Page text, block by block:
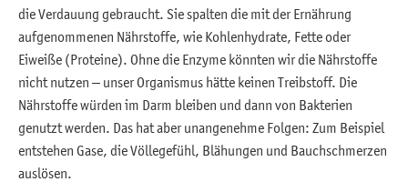
die Verdauung gebraucht. Sie spalten die mit der Ernährung
aufgenommenen Nährstoffe, wie Kohlenhydrate, Fette oder
Eiweiße (Proteine). Ohne die Enzyme könnten wir die Nährstoffe
nicht nutzen – unser Organismus hätte keinen Treibstoff. Die
Nährstoffe würden im Darm bleiben und dann von Bakterien
genutzt werden. Das hat aber unangenehme Folgen: Zum Beispiel
entstehen Gase, die Völlegefühl, Blähungen und Bauchschmerzen
auslösen.